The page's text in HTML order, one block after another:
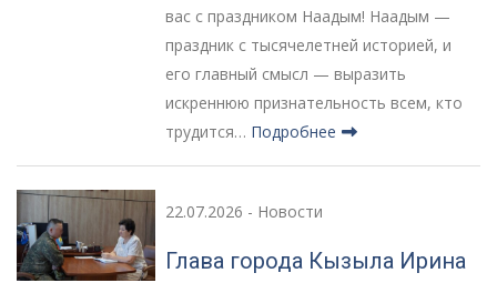
вас с праздником Наадым! Наадым —
праздник с тысячелетней историей, и
его главный смысл — выразить
искреннюю признательность всем, кто
трудится… Подробнее
22.07.2026 - Новости
Глава города Кызыла Ирина